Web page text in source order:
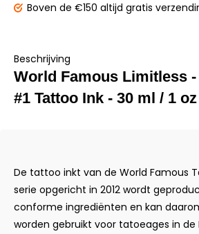
Boven de €150 altijd gratis
Beschrijving
World Famous Limitless
#1 Tattoo Ink - 30 ml / 1 oz
De tattoo inkt van de World Famous
serie opgericht in 2012 wordt
conforme ingrediënten en kan
worden gebruikt voor tatoeages in de